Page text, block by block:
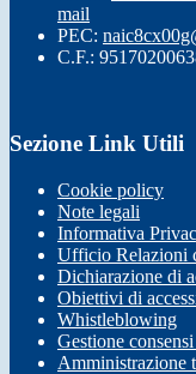
mail
PEC:
C.F.:
Sezione Link Utili
Cookie policy
Note legali
Informativa
Ufficio Relazioni
Dichiarazione di
Obiettivi di
Whistleblowing
Gestione
Amministrazione